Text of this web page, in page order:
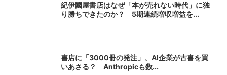
紀伊國屋書店はなぜ「本が売れない時代」に独
り勝ちできたのか？ 5期連続増収増益を...
書店に「3000冊の発注」、AI企業が古書を買
いあさる？ Anthropicも数...